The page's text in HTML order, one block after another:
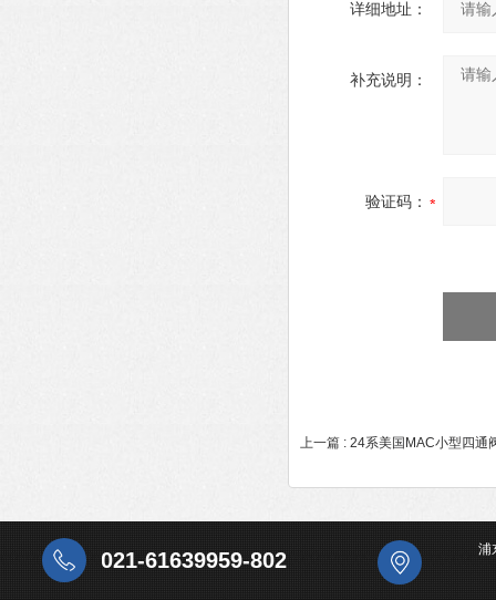
详细地址：
补充说明：
验证码：
上一篇 : 24系美国MAC小型四通
021-61639959-802 浦